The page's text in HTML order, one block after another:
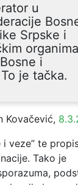
u
Srpske i
organima
i
je tačka.
Kovačević,
veze” te
Tako je